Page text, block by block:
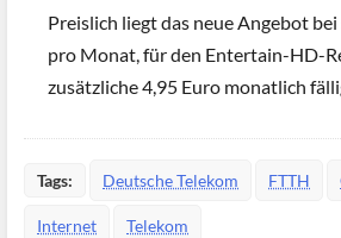
Preislich liegt das neue Angebot
pro Monat, für den Entertain-HD-
zusätzliche 4,95 Euro monatlich
Tags: Deutsche Telekom FTTH
Internet Telekom